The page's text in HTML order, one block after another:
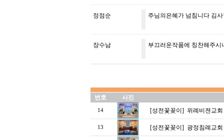
정점순 주님의은혜가 넘침니다 김
장수남 부끄러운작품에 칭찬해주시
번호 사진
14 [성전꽃꽂이] 위례비젼교
13 [성전꽃꽂이] 광정침례교